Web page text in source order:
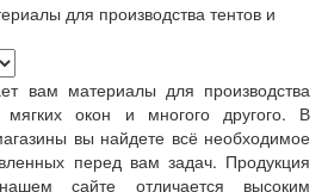
для производства тентов и
вам материалы для производства
мягких окон и многого другого. В
вы найдете всё необходимое
перед вам задач. Продукция
сайте отличается высоким